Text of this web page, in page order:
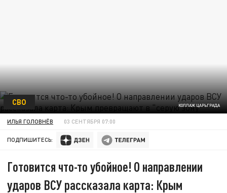
КОЛЛАЖ ЦАРЬГРАДА
СВО
ИЛЬЯ ГОЛОВНЁВ 03 СЕНТЯБРЯ 07:00
ПОДПИШИТЕСЬ:
Готовится что-то убойное! О направлении
ударов ВСУ рассказала карта: Крым